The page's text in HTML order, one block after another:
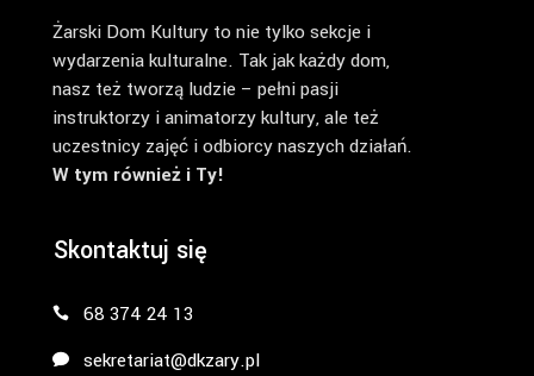
Żarski Dom Kultury to nie tylko sekcje i
wydarzenia kulturalne. Tak jak każdy dom,
nasz też tworzą ludzie – pełni pasji
instruktorzy i animatorzy kultury, ale też
uczestnicy zajęć i odbiorcy naszych działań.
W tym również i Ty!
Skontaktuj się
68 374 24 13
sekretariat@dkzary.pl